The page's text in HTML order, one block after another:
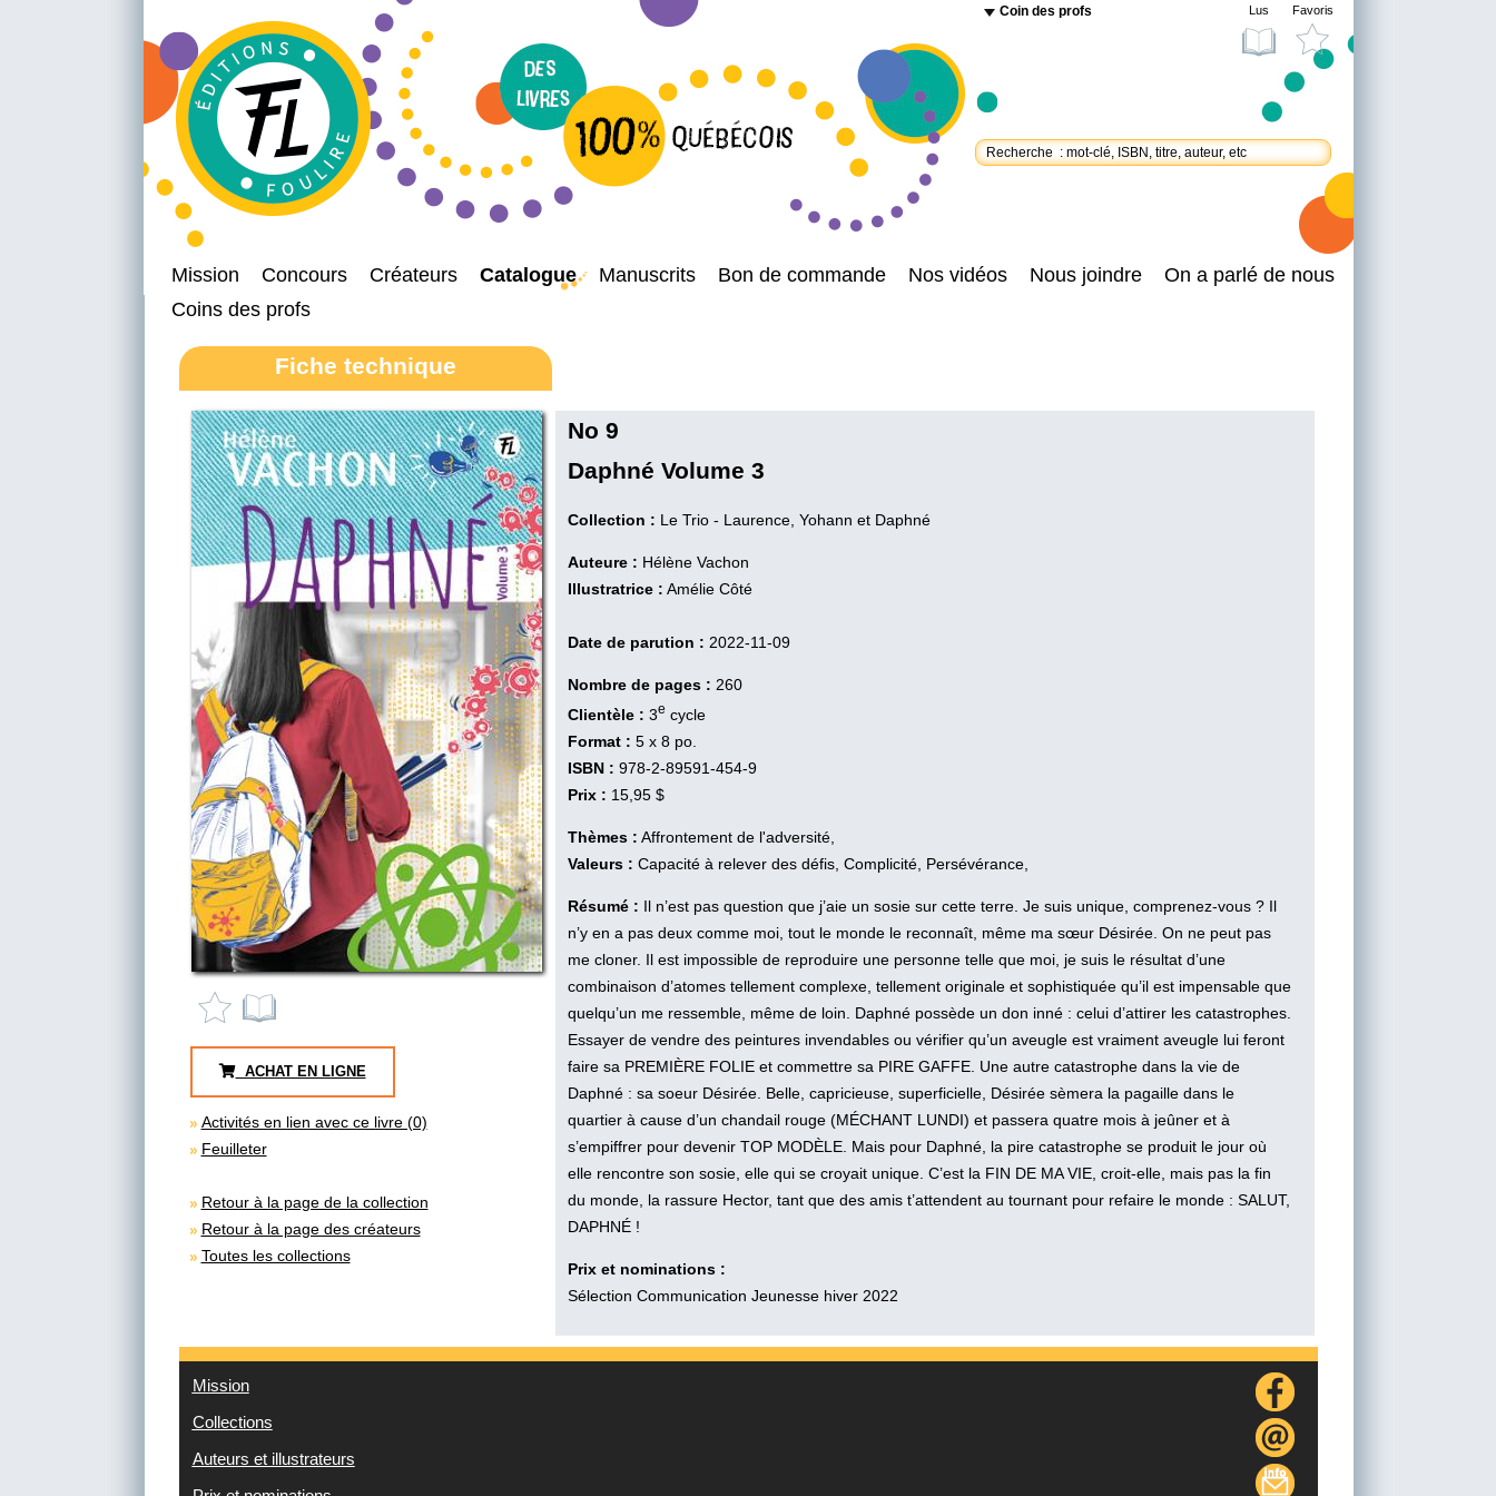
Mission Concours Créateurs Catalogue Manuscrits Bon de commande Nos vidéos Nous joindre
On a parlé de nous
Coins des profs
Coin des profs Lus Favoris
Fiche technique
ACHAT EN LIGNE
Activités en lien avec ce livre (0)
Feuilleter
Retour à la page de la collection
Retour à la page des créateurs
Toutes les collections
No 9
Daphné Volume 3
Collection : Le Trio - Laurence, Yohann et Daphné
Auteure : Hélène Vachon
Illustratrice : Amélie Côté
Date de parution : 2022-11-09
Nombre de pages : 260
Clientèle : 3e cycle
Format : 5 x 8 po.
ISBN : 978-2-89591-454-9
Prix : 15,95 $
Thèmes : Affrontement de l'adversité,
Valeurs : Capacité à relever des défis, Complicité, Persévérance,
Résumé : Il n’est pas question que j’aie un sosie sur cette terre. Je suis unique, comprenez-vous ? Il
n’y en a pas deux comme moi, tout le monde le reconnaît, même ma sœur Désirée. On ne peut pas
me cloner. Il est impossible de reproduire une personne telle que moi, je suis le résultat d’une
combinaison d’atomes tellement complexe, tellement originale et sophistiquée qu’il est impensable que
quelqu’un me ressemble, même de loin. Daphné possède un don inné : celui d’attirer les catastrophes.
Essayer de vendre des peintures invendables ou vérifier qu’un aveugle est vraiment aveugle lui feront
faire sa PREMIÈRE FOLIE et commettre sa PIRE GAFFE. Une autre catastrophe dans la vie de
Daphné : sa soeur Désirée. Belle, capricieuse, superficielle, Désirée sèmera la pagaille dans le
quartier à cause d’un chandail rouge (MÉCHANT LUNDI) et passera quatre mois à jeûner et à
s’empiffrer pour devenir TOP MODÈLE. Mais pour Daphné, la pire catastrophe se produit le jour où
elle rencontre son sosie, elle qui se croyait unique. C’est la FIN DE MA VIE, croit-elle, mais pas la fin
du monde, la rassure Hector, tant que des amis t’attendent au tournant pour refaire le monde : SALUT,
DAPHNÉ !
Prix et nominations :
Sélection Communication Jeunesse hiver 2022
Mission
Collections
Auteurs et illustrateurs